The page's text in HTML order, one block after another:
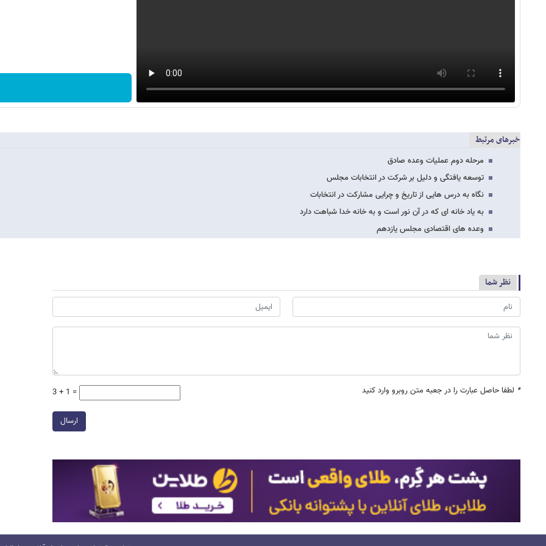
خبرهای مرتبط
مرحله دوم عملیات وعده صادق
توسعه یافتگی و دلیل بر شرکت در انتخابات مجلس
نگاه به درس هایی از تاریخ و چرایی مشارکت در انتخابات
به یاد خانه ای که در آن نور است و به خانه خدا شباهت دارد
وعده های اقتصادی مجلس یازدهم
نظر شما
* لطفا حاصل عبارت را در جعبه متن روبرو وارد کنید 3 + 1 =
ارسال